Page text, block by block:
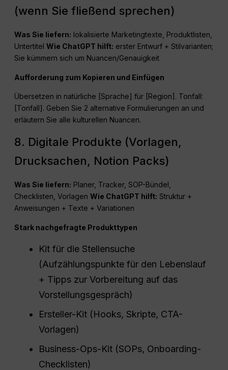
(wenn Sie fließend sprechen)
Was Sie liefern: lokalisierte Marketingtexte, Produktlisten,
UntertitelWie ChatGPT hilft: erster Entwurf + Stilvarianten;
Sie kümmern sich um Nuancen/Genauigkeit
Aufforderung zum Kopieren und Einfügen
Übersetzen in natürliche [Sprache] für [Region]. Tonfall:
[Tonfall]. Geben Sie 2 alternative Formulierungen an und
erläutern Sie alle kulturellen Nuancen.
8. Digitale Produkte (Vorlagen,
Drucksachen, Notion Packs)
Was Sie liefern: Planer, Tracker, SOP-Bündel,
Checklisten, VorlagenWie ChatGPT hilft: Struktur +
Anweisungen + Texte + Variationen
Stark nachgefragte Produkttypen
Kit für die Stellensuche
(Aufzählungspunkte für den Lebenslauf
+ Tipps zur Vorbereitung auf das
Vorstellungsgespräch)
Ersteller-Kit (Hooks, Skripte, CTA-
Vorlagen)
Business-Ops-Kit (SOPs, Onboarding-
Checklisten)